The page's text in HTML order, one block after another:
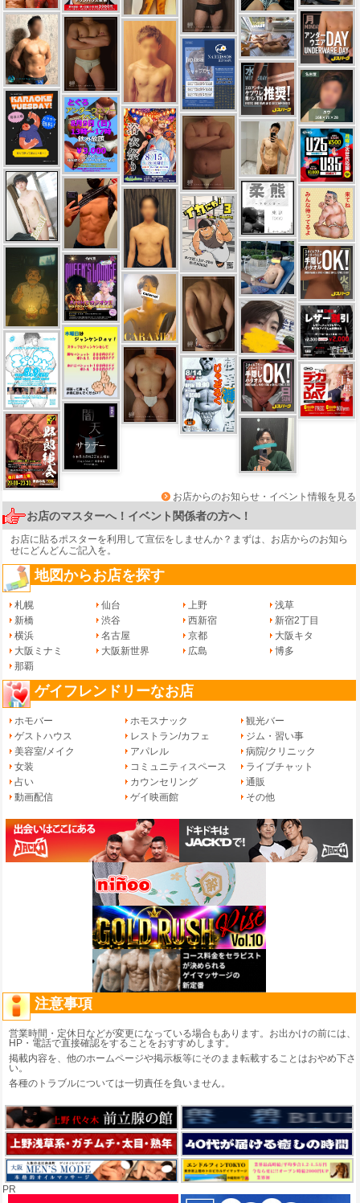
お店からのお知らせ・イベント情報を見る
お店のマスターへ！イベント関係者の方へ！
お店に貼るポスターを利用して宣伝をしませんか？まずは、 お店からのお知ら
せにどんどんご記入を。
地図からお店を探す
札幌 仙台 上野
浅草
新橋
渋谷 西新宿
新宿2丁目
横浜
名古屋 京都
大阪キタ
大阪ミナミ
大阪新世界 広島
博多
那覇
ゲイフレンドリーなお店
ホモバー ホモスナック
観光バー
ゲストハウス
レストラン/カフェ
ジム・習い事
美容室/メイク
アパレル
病院/クリニック
女装
コミュニティスペース
ライブチャット
占い
カウンセリング
通販
動画配信
ゲイ映画館 その他
注意事項
営業時間・定休日などが変更になっている場合もあります。お出かけの前には、
HP・電話で直接確認をすることをおすすめします。
掲載内容を、他のホームページや掲示板等にそのまま転載することはおやめ下さ
い。
各種のトラブルについては一切責任を負いません。
PR